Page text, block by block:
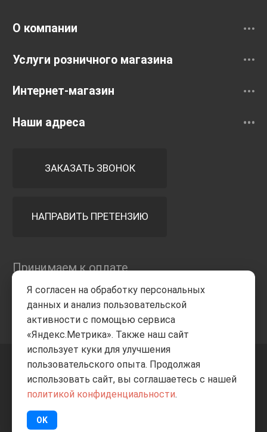
О компании
Услуги розничного магазина
Интернет-магазин
Наши адреса
ЗАКАЗАТЬ ЗВОНОК
НАПРАВИТЬ ПРЕТЕНЗИЮ
Принимаем к оплате
+7 8332205-805 ВВЕРХ
ИП Баранов А.С. 2026
Я согласен на обработку персональных
данных и анализ пользовательской
активности с помощью сервиса
«Яндекс.Метрика». Также наш сайт
использует куки для улучшения
пользовательского опыта. Продолжая
использовать сайт, вы соглашаетесь с нашей
политикой конфиденциальности.
OK